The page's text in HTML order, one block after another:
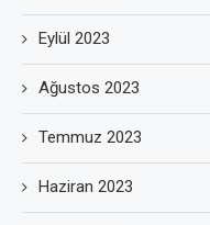
Eylül 2023
Ağustos 2023
Temmuz 2023
Haziran 2023